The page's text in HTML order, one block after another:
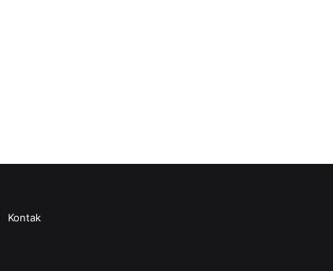
Kontak